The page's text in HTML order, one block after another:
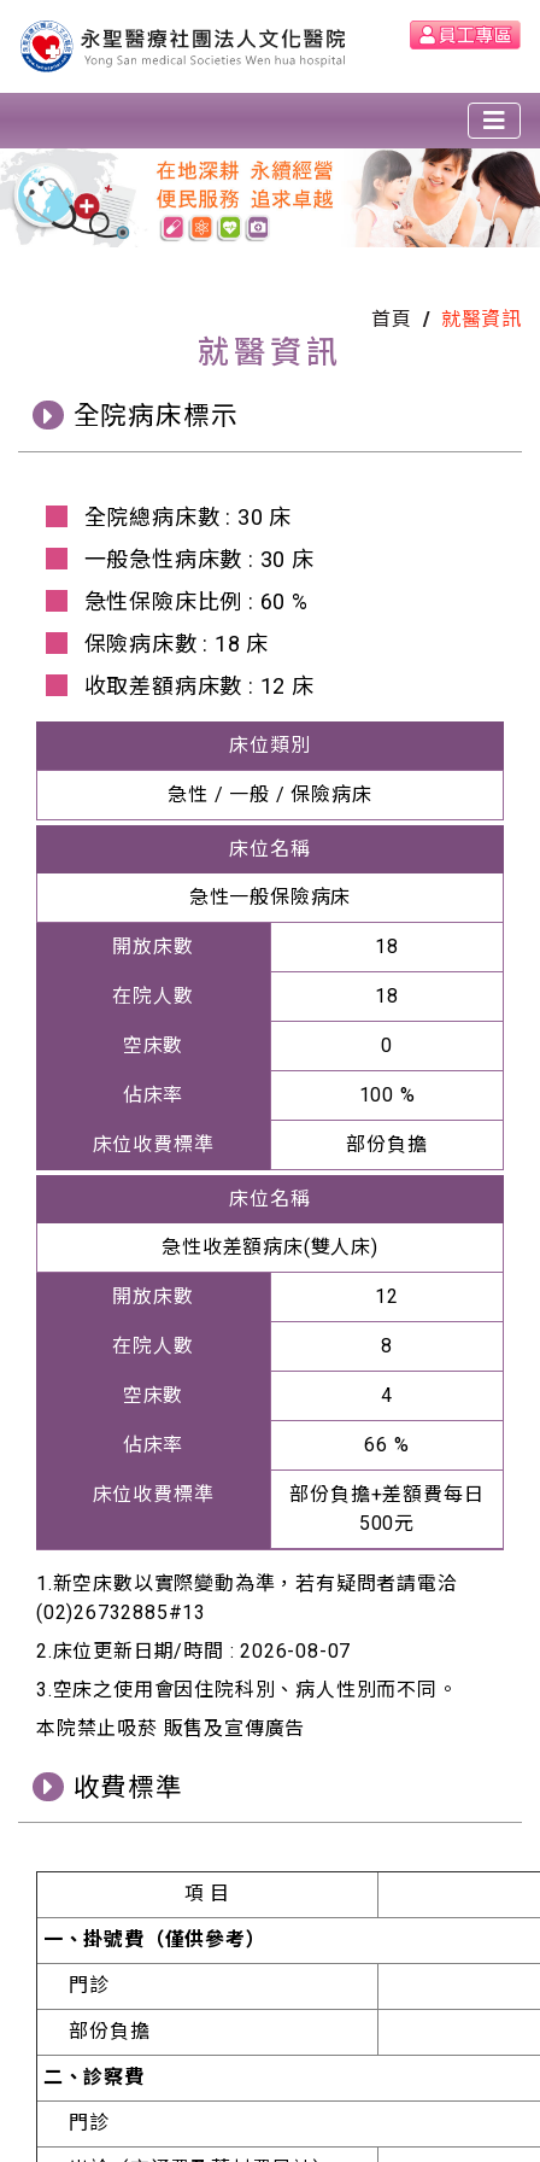
首頁 就醫資訊
就醫資訊
全院病床標示
全院總病床數 : 30 床
一般急性病床數 : 30 床
急性保險床比例 : 60 %
保險病床數 : 18 床
收取差額病床數 : 12 床
床位類別
急性 / 一般 / 保險病床
床位名稱
急性一般保險病床
開放床數 18
在院人數 18
空床數 0
佔床率 100 %
床位收費標準 部份負擔
床位名稱
急性收差額病床(雙人床)
開放床數 12
在院人數 8
空床數 4
佔床率 66 %
床位收費標準
部份負擔+差額費每日
500元
1.新空床數以實際變動為準，若有疑問者請電洽
(02)26732885#13
2.床位更新日期/時間 : 2026-08-07
3.空床之使用會因住院科別、病人性別而不同。
本院禁止吸菸 販售及宣傳廣告
收費標準
項 目
一、掛號費（僅供參考）
門診
部份負擔
二、診察費
門診